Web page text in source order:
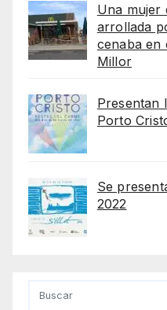
Una mujer
arrollada
cenaba en
Millor
Presentan
Porto
Se
2022